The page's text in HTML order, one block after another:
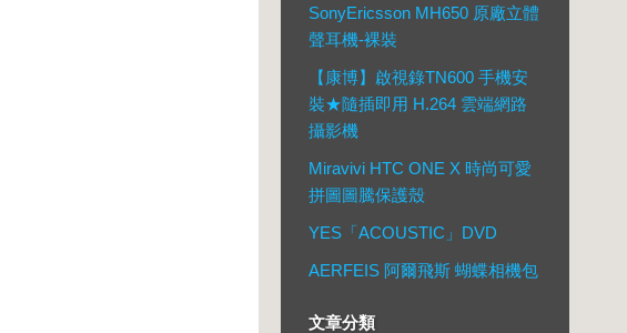
SonyEricsson MH650 原廠立體
聲耳機-裸裝
【康博】啟視錄TN600 手機安
裝★隨插即用 H.264 雲端網路
攝影機
Miravivi HTC ONE X 時尚可愛
拼圖圖騰保護殼
YES「ACOUSTIC」DVD
AERFEIS 阿爾飛斯 蝴蝶相機包
文章分類